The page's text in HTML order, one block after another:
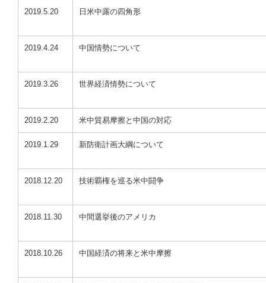
2019.5.20 日米中露の四角形
2019.4.24 中国情勢について
2019.3.26 世界経済情勢について
2019.2.20 米中貿易摩擦と中国の対応
2019.1.29 新防衛計画大綱について
2018.12.20 技術覇権を巡る米中闘争
2018.11.30 中間選挙後のアメリカ
2018.10.26 中国経済の将来と米中摩擦